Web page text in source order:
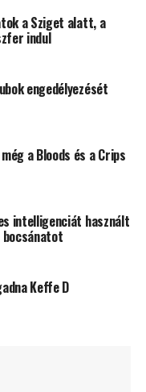
a Sziget alatt, a
indul
engedélyezését
a Bloods és a Crips
intelligenciát használt
bocsánatot
Keffe D